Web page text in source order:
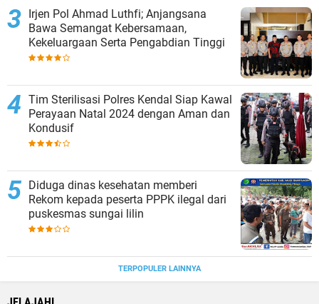
Irjen Pol Ahmad Luthfi; Anjangsana
Bawa Semangat Kebersamaan,
Kekeluargaan Serta Pengabdian Tinggi
Tim Sterilisasi Polres Kendal Siap Kawal
Perayaan Natal 2024 dengan Aman dan
Kondusif
Diduga dinas kesehatan memberi
Rekom kepada peserta PPPK ilegal dari
puskesmas sungai lilin
TERPOPULER LAINNYA